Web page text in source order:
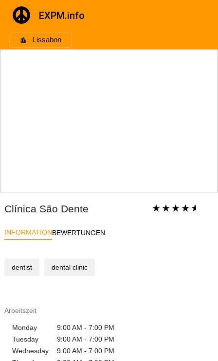
EXPM.info
Lissabon
Clínica São Dente
INFORMATIONBEWERTUNGEN
dentist dental clinic
Arbeitszeit
Monday
9:00 AM - 7:00 PM
Tuesday
9:00 AM - 7:00 PM
Wednesday
9:00 AM - 7:00 PM